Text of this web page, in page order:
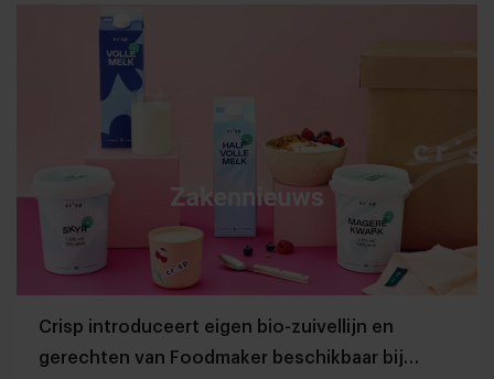
Crisp introduceert eigen bio-zuivellijn en
gerechten van Foodmaker beschikbaar bij